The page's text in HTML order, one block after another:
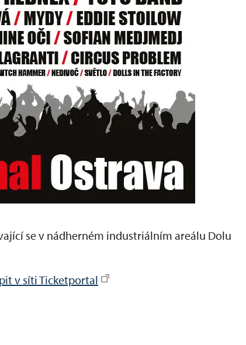
se v nádherném industriálním areálu Dolu
v síti Ticketportal